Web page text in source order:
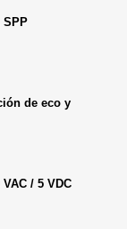
SPP
de eco y
/ 5 VDC